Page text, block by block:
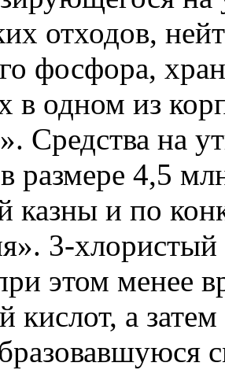
отходов,
фосфора,
в одном из
Средства на
размере 4,5
казны и по
3-
этом менее
кислот, а